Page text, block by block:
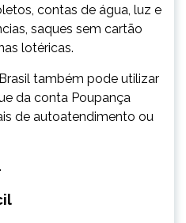
contas de água, luz e
saques sem cartão
lotéricas.
também pode utilizar
da conta Poupança
de autoatendimento ou
.